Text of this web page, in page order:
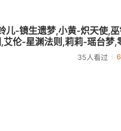
儿-镜生遗梦,小黄-炽天使,
伦-星渊法则,莉莉-瑶台梦,
,逍遥-菠萝吹雪,薇薇安-雪
35人看过